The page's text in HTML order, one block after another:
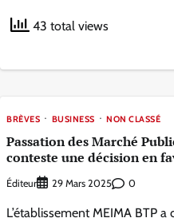
43 total views
BRÈVES BUSINESS NON CLASSÉ
Passation des Marché
conteste une décision en
Éditeur 29 Mars 2025 0
L’établissement MEIMA BTP